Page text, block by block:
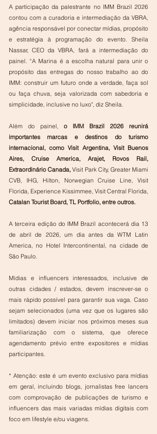
A participação da palestrante no IMM Brazil 2026
contou com a curadoria e intermediação da VBRA,
agência responsável por conectar mídias, propósito
e estratégia à programação do evento. Sheila
Nassar, CEO da VBRA, fará a intermediação do
painel. “A Marina é a escolha natural para unir o
propósito das entregas do nosso trabalho ao do
IMM: construir um futuro onde a verdade, faça sol
ou faça chuva, seja valorizada com sabedoria e
simplicidade, inclusive no luxo", diz Sheila.
Além do painel,
o IMM Brazil 2026 reunirá
importantes marcas e destinos do turismo
internacional, como Visit Argentina, Visit Buenos
Aires, Cruise America, Arajet, Rovos Rail,
Extraordinário Canada, Visit Park City, Greater Miami
CVB, IHG, Hilton, Norwegian Cruise Line, Visit
Catalan Tourist Board, TL Portfolio, entre outros.
A terceira edição do IMM Brazil acontecerá dia 13
de abril de 2026, um dia antes da WTM Latin
America, no Hotel Intercontinental, na cidade de
São Paulo.
Mídias e influencers interessados, inclusive de
outras cidades / estados, devem inscrever-se o
mais rápido possível para garantir sua vaga. Caso
sejam selecionados (uma vez que os lugares são
limitados) devem iniciar nos próximos meses sua
familiarização com o sistema, que oferece
agendamento prévio entre expositores e mídias
participantes.
* Atenção: este é um evento exclusivo para mídias
em geral, incluindo blogs, jornalistas free lancers
com comprovação de publicações de turismo e
influencers das mais variadas mídias digitais com
foco em lifestyle e/ou viagens.